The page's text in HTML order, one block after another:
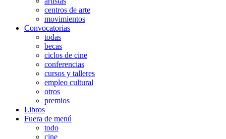
centros de arte
movimientos
Convocatorias
todas
becas
ciclos de cine
conferencias
cursos y talleres
empleo cultural
otros
premios
Libros
Fuera de menú
todo
cine